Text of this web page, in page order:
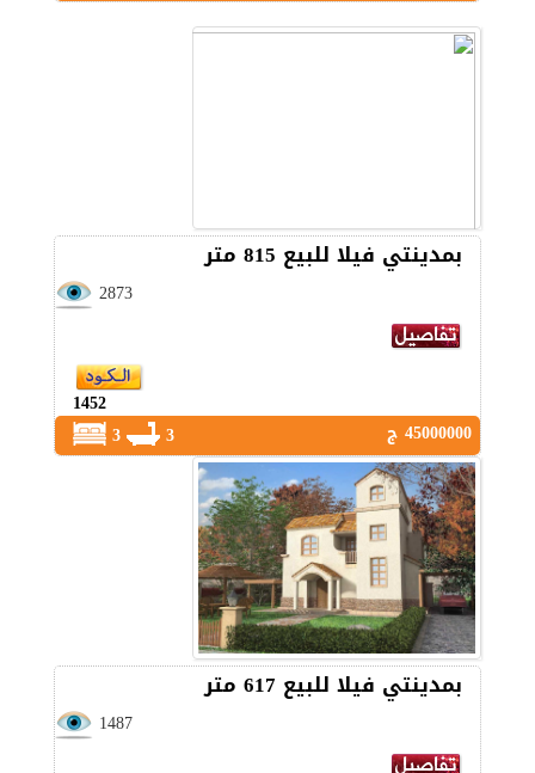
بمدينتي فيلا للبيع 815 متر
2873
1452
45000000 ج
3
بمدينتي فيلا للبيع 617 متر
1487